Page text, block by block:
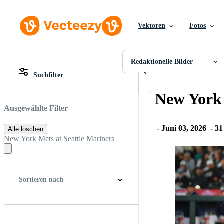
Vektoren Fotos
Redaktionelle Bilder
PSDs
Vorlagen
Vektoren
Motion Graphics
Redaktionelle Bilder
Redaktionelle Bilder
Alle Bilder
PNGs
PSDs
Vorlagen
Motion Graphics
Redaktionelle Bilder
Redaktionelle Ereignisse
Suchfilter
Ausgewählte Filter
Alle löschen
New York Mets at Seattle Mariners
Sortieren nach
New
- Juni 03, 2026 -